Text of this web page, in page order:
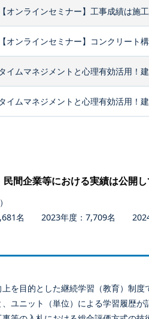
【オンラインセミナー】工事成績は施
【オンラインセミナー】コンクリート
タイムマネジメントと心理有効活用！
タイムマネジメントと心理有効活用！
間企業等における実績は公開し
名 2023年度：7,709名 2024
を目的とした継続学習（教育）制
ユニット（単位）による学習履歴